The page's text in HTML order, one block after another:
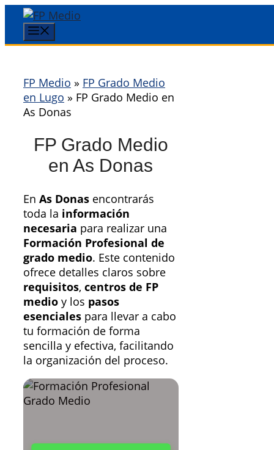
Saltar
contenido
FP Medio » FP Grado Medio
en Lugo » FP Grado Medio en
As Donas
FP Grado Medio
en As Donas
En As Donas encontrarás
toda la información
necesaria para realizar una
Formación Profesional de
grado medio. Este contenido
ofrece detalles claros sobre
requisitos, centros de FP
medio y los pasos
esenciales para llevar a cabo
tu formación de forma
sencilla y efectiva, facilitando
la organización del proceso.